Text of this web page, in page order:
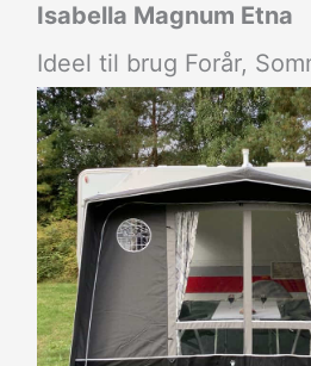
Isabella Magnum Etna
Ideel til brug Forår,